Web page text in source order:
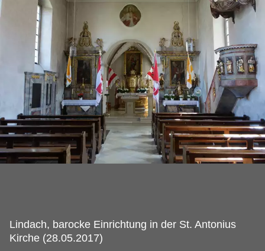
Lindach, barocke Einrichtung in der St. Antonius
Kirche (28.05.2017)